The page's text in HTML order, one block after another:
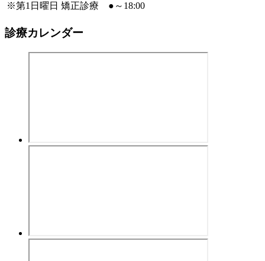
※第1日曜日 矯正診療 ● ～18:00
診療カレンダー